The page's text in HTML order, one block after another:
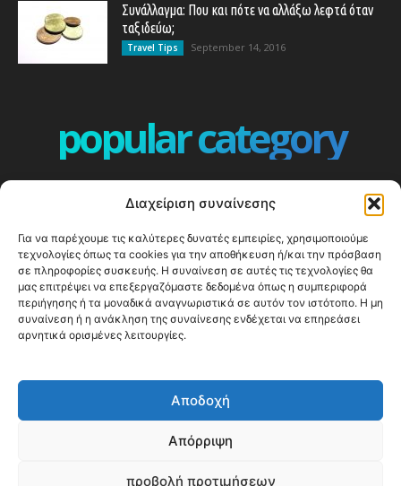
Διαχείριση συναίνεσης
Για να παρέχουμε τις καλύτερες δυνατές εμπειρίες, χρησιμοποιούμε
τεχνολογίες όπως τα cookies για την αποθήκευση ή/και την πρόσβαση
σε πληροφορίες συσκευής. Η συναίνεση σε αυτές τις τεχνολογίες θα
μας επιτρέψει να επεξεργαζόμαστε δεδομένα όπως η συμπεριφορά
περιήγησης ή τα μοναδικά αναγνωριστικά σε αυτόν τον ιστότοπο. Η μη
συναίνεση ή η ανάκληση της συναίνεσης ενδέχεται να επηρεάσει
αρνητικά ορισμένες λειτουργίες.
Αποδοχή
Απόρριψη
προβολή προτιμήσεων
Συνάλλαγμα: Που και πότε να αλλάξω λεφτά όταν
ταξιδεύω;
Travel Tips September 14, 2016
popular category
360
ΕΥΡΩΠΗ
332
ΚΟΣΜΟΣ - WORLD
328
Top10
303
Cool spots
ΝΗΣΙΑ
247
© Happy Traveller 2014-2025